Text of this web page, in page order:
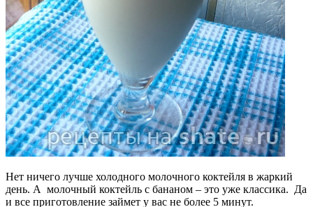
Нет ничего лучше холодного молочного коктейля в жаркий
день. А молочный коктейль с бананом – это уже классика. Да
и все приготовление займет у вас не более 5 минут.